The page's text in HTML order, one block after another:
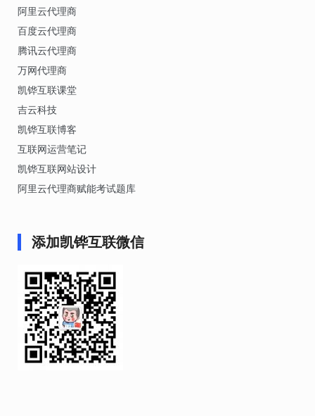
阿里云代理商
百度云代理商
腾讯云代理商
万网代理商
凯铧互联课堂
吉云科技
凯铧互联博客
互联网运营笔记
凯铧互联网站设计
阿里云代理商赋能考试题库
添加凯铧互联微信